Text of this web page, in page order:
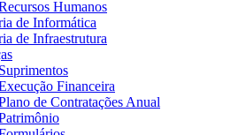
Humanos
de Informática
de Infraestrutura
Suprimentos
Financeira
de Contratações Anual